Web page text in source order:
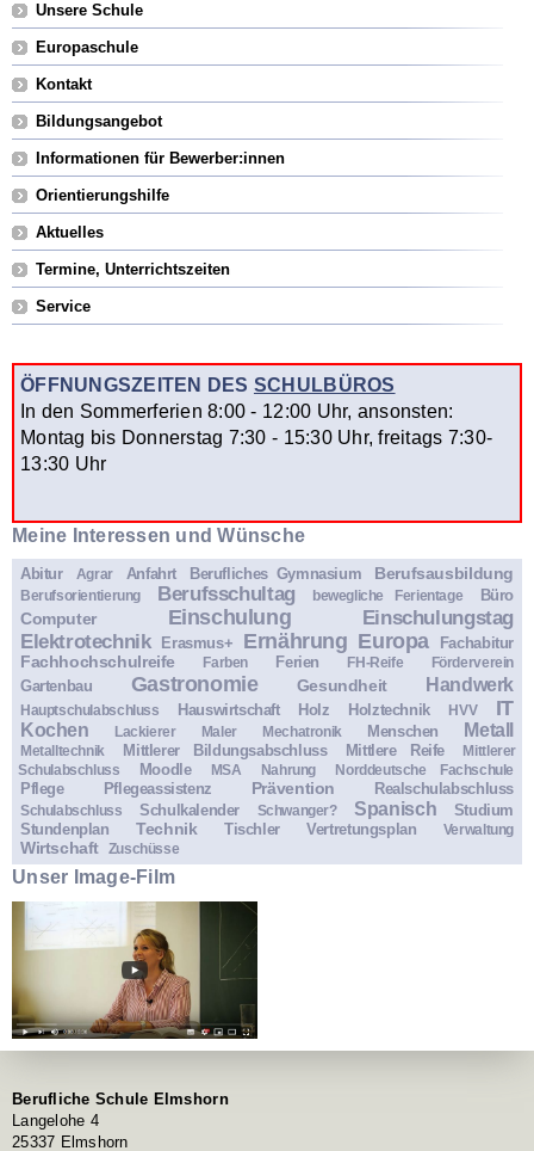
Unsere Schule
Europaschule
Kontakt
Bildungsangebot
Informationen für Bewerber:innen
Orientierungshilfe
Aktuelles
Termine, Unterrichtszeiten
Service
ÖFFNUNGSZEITEN DES SCHULBÜROS
In den Sommerferien 8:00 - 12:00 Uhr, ansonsten:
Montag bis Donnerstag 7:30 - 15:30 Uhr, freitags 7:30-
13:30 Uhr
Meine Interessen und Wünsche
Abitur Agrar Anfahrt Berufliches Gymnasium Berufsausbildung
Berufsorientierung Berufsschultag bewegliche Ferientage Büro
Computer Einschulung
Einschulungstag
Elektrotechnik
Erasmus+ Ernährung Europa Fachabitur
Fachhochschulreife Farben Ferien FH-Reife Förderverein
Gartenbau Gastronomie Gesundheit Handwerk
Hauptschulabschluss Hauswirtschaft Holz Holztechnik HVV IT
Kochen Lackierer Maler Mechatronik Menschen Metall
Metalltechnik Mittlerer Bildungsabschluss Mittlere Reife
Mittlerer
Schulabschluss
Moodle MSA Nahrung Norddeutsche Fachschule
Pflege Pflegeassistenz Prävention Realschulabschluss
Schulabschluss Schulkalender Schwanger? Spanisch
Studium
Stundenplan
Technik Tischler Vertretungsplan Verwaltung
Wirtschaft Zuschüsse
Unser Image-Film
Berufliche Schule Elmshorn
Langelohe 4
25337 Elmshorn